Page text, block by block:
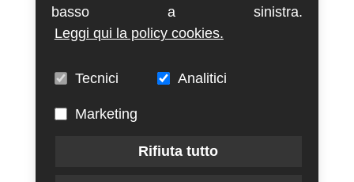
basso a sinistra.
Leggi qui la policy cookies.
Tecnici Analitici
Marketing
Rifiuta tutto